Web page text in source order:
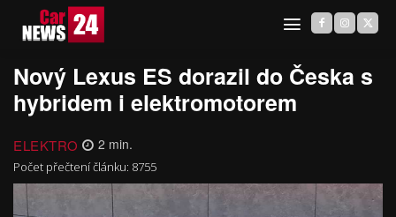
Nový Lexus ES dorazil do Česka s
hybridem i elektromotorem
ELEKTRO 2 min.
Počet přečtení článku: 8755